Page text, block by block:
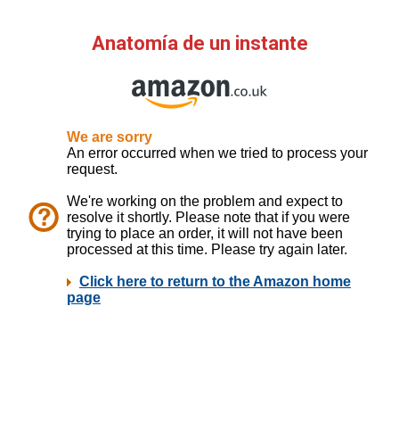
Anatomía de un instante